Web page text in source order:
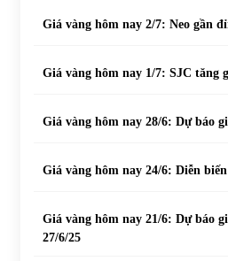
Giá vàng hôm nay 2/7: Neo gần
Giá vàng hôm nay 1/7: SJC tăng
Giá vàng hôm nay 28/6: Dự báo
Giá vàng hôm nay 24/6: Diễn
Giá vàng hôm nay 21/6: Dự báo
27/6/25